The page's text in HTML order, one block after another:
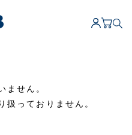
ません。
扱っておりません。